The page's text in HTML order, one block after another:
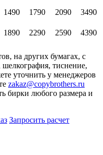
1490 1790 2090
3490
1890 2290 2590 4390
на других бумагах, с
тиснение,
уточнить у менеджеров
zakaz@copybrothers.ru
бирки любого размера и
Запросить расчет